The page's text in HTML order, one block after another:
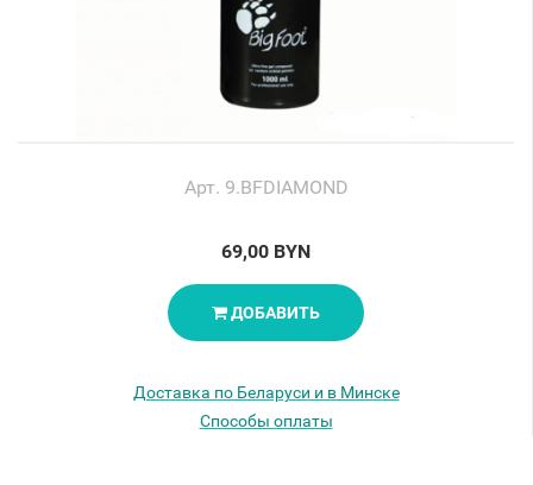
Арт. 9.BFDIAMOND
69,00 BYN
ДОБАВИТЬ
Доставка по Беларуси и в Минске
Способы оплаты